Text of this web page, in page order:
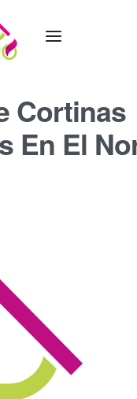
Cortinas
En El